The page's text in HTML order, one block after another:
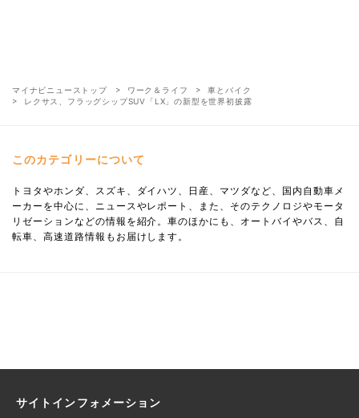
マイナビニューストップ ワーク＆ライフ
車とバイク
レクサス、フラッグシップSUV「LX」の新型を世界初披露
このカテゴリーについて
トヨタやホンダ、スズキ、ダイハツ、日産、マツダなど、国内自動車メ
ーカーを中心に、ニュースやレポート、また、そのテクノロジやモータ
リゼーションなどの情報を紹介。車のほかにも、オートバイやバス、自
転車、高速道路情報もお届けします。
サイトインフォメーション